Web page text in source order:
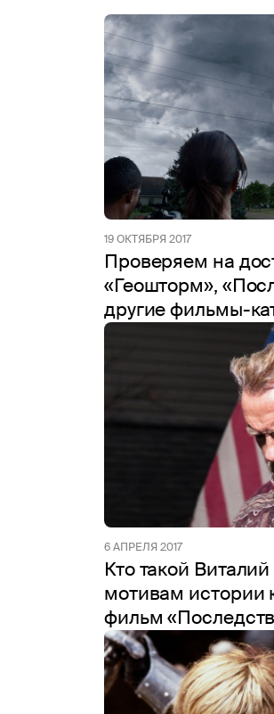
19 ОКТЯБРЯ 2017
Проверяем на
«Геошторм»,
другие фильмы-
6 АПРЕЛЯ 2017
Кто такой
мотивам истории
фильм